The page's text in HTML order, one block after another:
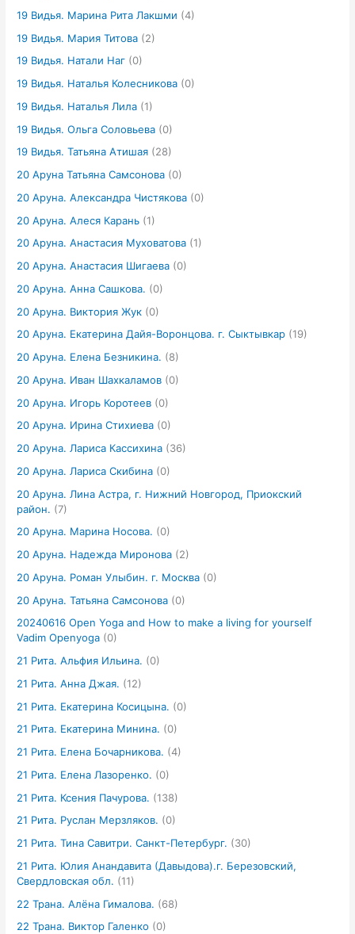
19 Видья. Марина Рита Лакшми (4)
19 Видья. Мария Титова (2)
19 Видья. Натали Наг (0)
19 Видья. Наталья Колесникова (0)
19 Видья. Наталья Лила (1)
19 Видья. Ольга Соловьева (0)
19 Видья. Татьяна Атишая (28)
20 Аруна Татьяна Самсонова (0)
20 Аруна. Александра Чистякова (0)
20 Аруна. Алеся Карань (1)
20 Аруна. Анастасия Муховатова (1)
20 Аруна. Анастасия Шигаева (0)
20 Аруна. Анна Сашкова. (0)
20 Аруна. Виктория Жук (0)
20 Аруна. Екатерина Дайя-Воронцова. г. Сыктывкар (19)
20 Аруна. Елена Безникина. (8)
20 Аруна. Иван Шахкаламов (0)
20 Аруна. Игорь Коротеев (0)
20 Аруна. Ирина Стихиева (0)
20 Аруна. Лариса Кассихина (36)
20 Аруна. Лариса Скибина (0)
20 Аруна. Лина Астра, г. Нижний Новгород, Приокский
район. (7)
20 Аруна. Марина Носова. (0)
20 Аруна. Надежда Миронова (2)
20 Аруна. Роман Улыбин. г. Москва (0)
20 Аруна. Татьяна Самсонова (0)
20240616 Open Yoga and How to make a living for yourself
Vadim Openyoga (0)
21 Рита. Альфия Ильина. (0)
21 Рита. Анна Джая. (12)
21 Рита. Екатерина Косицына. (0)
21 Рита. Екатерина Минина. (0)
21 Рита. Елена Бочарникова. (4)
21 Рита. Елена Лазоренко. (0)
21 Рита. Ксения Пачурова. (138)
21 Рита. Руслан Мерзляков. (0)
21 Рита. Тина Савитри. Санкт-Петербург. (30)
21 Рита. Юлия Анандавита (Давыдова).г. Березовский,
Свердловская обл. (11)
22 Трана. Алёна Гималова. (68)
22 Трана. Виктор Галенко (0)